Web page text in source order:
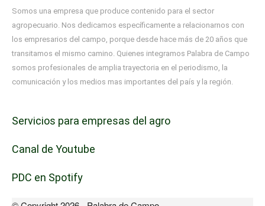
Somos una empresa que produce contenido para el sector
agropecuario. Nos dedicamos específicamente a relacionarnos con
los empresarios del campo, porque desde hace más de 20 años que
transitamos el mismo camino. Quienes integramos Palabra de Campo
somos profesionales de amplia trayectoria en el periodismo, la
comunicación y los medios mas importantes del país y la región.
Servicios para empresas del agro
Canal de Youtube
PDC en Spotify